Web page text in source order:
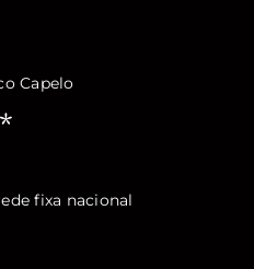
Capelo
fixa nacional